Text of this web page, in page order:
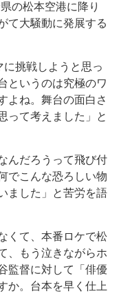
の松本空港に降り
て大騒動に発展する
挑戦しようと思っ
というのは究極のワ
よね。舞台の面白さ
って考えました」と
んだろうって飛び付
でこんな恐ろしい物
ました」と苦労を語
くて、本番ロケで松
、もう泣きながらホ
監督に対して「俳優
か。台本を早く仕上